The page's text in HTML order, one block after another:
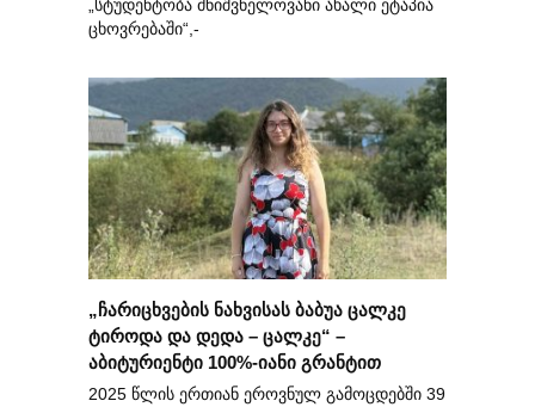
„სტუდენტობა მნიშვნელოვანი ახალი ეტაპია
ცხოვრებაში“,-
„ჩარიცხვების ნახვისას ბაბუა ცალკე
ტიროდა და დედა – ცალკე“ –
აბიტურიენტი 100%-იანი გრანტით
2025 წლის ერთიან ეროვნულ გამოცდებში 39